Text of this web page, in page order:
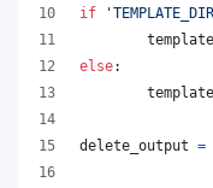
if
else:
delete_output =